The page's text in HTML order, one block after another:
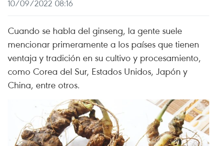
10/09/2022 08:16
Cuando se habla del ginseng, la gente suele
mencionar primeramente a los países que tienen
ventaja y tradición en su cultivo y procesamiento,
como Corea del Sur, Estados Unidos, Japón y
China, entre otros.